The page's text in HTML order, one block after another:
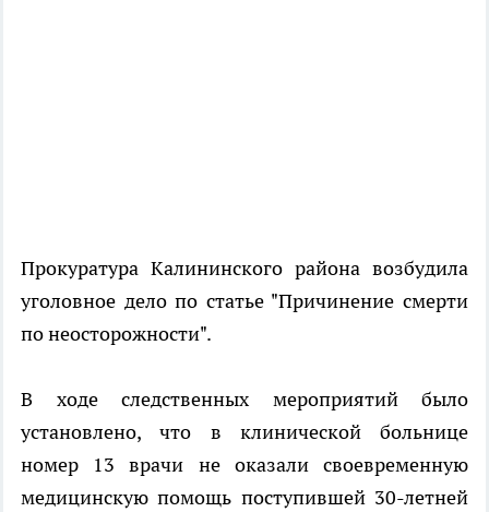
Прокуратура Калининского района возбудила
уголовное дело по статье "Причинение смерти
по неосторожности".
В ходе следственных мероприятий было
установлено, что в клинической больнице
номер 13 врачи не оказали своевременную
медицинскую помощь поступившей 30-летней